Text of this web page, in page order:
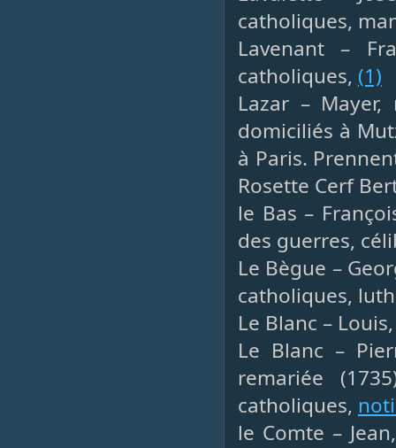
catholiques,
Lavenant –
catholiques, (1)
Lazar –
domiciliés à
à Paris.
Rosette Cerf
le Bas –
des guerres,
Le Bègue –
catholiques,
Le Blanc –
Le Blanc –
remariée
catholiques,
le Comte –